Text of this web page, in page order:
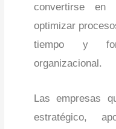
convertirse en
optimizar
tiempo y
organizacional.
Las empresas
estratégico,